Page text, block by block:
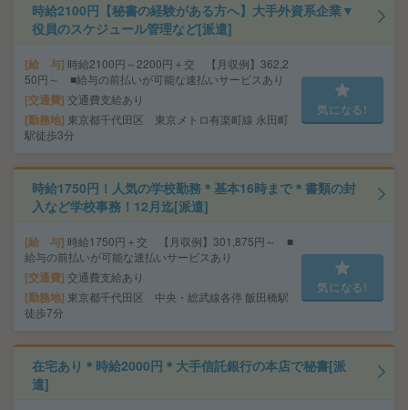
時給2100円【秘書の経験がある方へ】大手外資系企業▼
役員のスケジュール管理など[派遣]
給 与 時給2100円～2200円＋交 【月収例】362,2
50円～ ■給与の前払いが可能な速払いサービスあり
交通費 交通費支給あり
勤務地 東京都千代田区 東京メトロ有楽町線 永田町
駅徒歩3分
気になる!
時給1750円！人気の学校勤務＊基本16時まで＊書類の封
入など学校事務！12月迄[派遣]
給 与 時給1750円＋交 【月収例】301,875円～ ■
給与の前払いが可能な速払いサービスあり
交通費 交通費支給あり
勤務地 東京都千代田区 中央・総武線各停 飯田橋駅
徒歩7分
気になる!
在宅あり＊時給2000円＊大手信託銀行の本店で秘書[派
遣]